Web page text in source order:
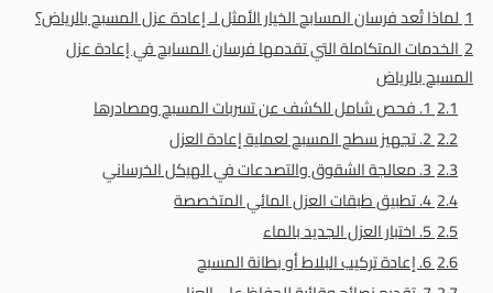
1لماذا تُعد فرسان المسابح الخيار الأمثل لـ إعادة عزل المسبح بالرياض؟
2الخدمات المتكاملة التي تقدمها فرسان المسابح في إعادة عزل
المسبح بالرياض
2.11. فحص شامل للكشف عن تسربات المسبح ومصادرها
2.22. تجهيز سطح المسبح لعملية إعادة العزل
2.33. معالجة الشقوق والتصدعات في الهيكل الخرساني
2.44. تطبيق طبقات العزل المائي المتخصصة
2.55. اختبار العزل الجديد بالماء
2.66. إعادة تركيب البلاط أو بطانة المسبح